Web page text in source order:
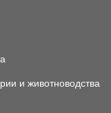
и животноводства